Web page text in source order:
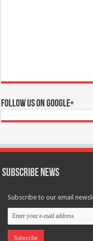
Follow us on Google+
Subscribe News
Subscribe to our email